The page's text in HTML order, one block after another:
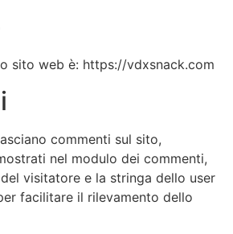
sito web è: https://vdxsnack.com
commenti sul sito,
nel modulo dei commenti,
visitatore e la stringa dello user
facilitare il rilevamento dello